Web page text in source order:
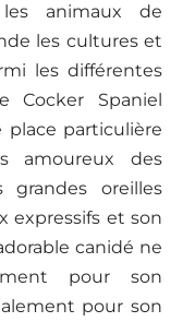
animaux de
les cultures et
les différentes
Cocker Spaniel
place particulière
amoureux des
grandes oreilles
expressifs et son
canidé ne
pour son
pour son